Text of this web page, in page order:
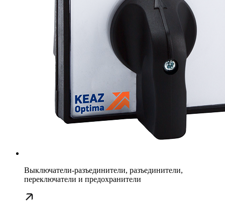
Выключатели-разъединители, разъединители,
переключатели и предохранители